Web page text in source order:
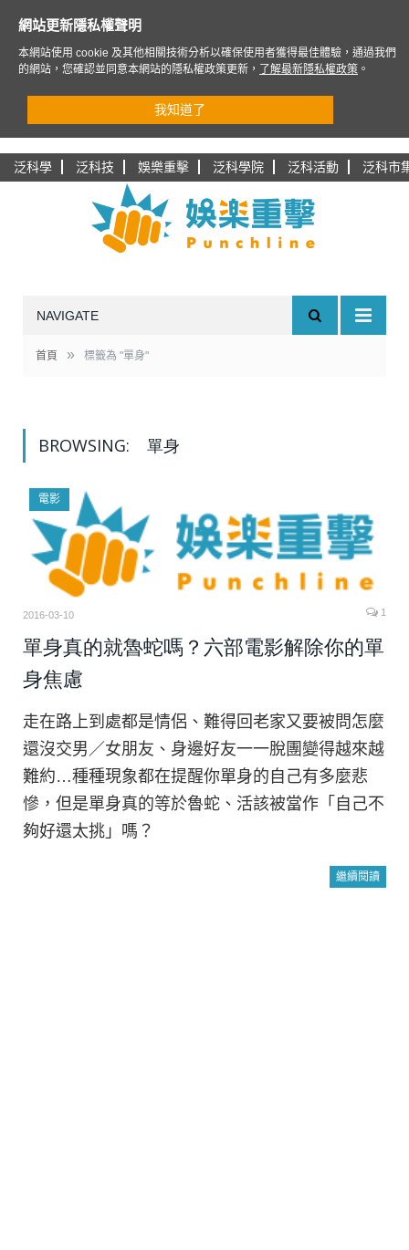
泛科學 泛科技 娛樂重擊 泛科學院 泛科活動 泛科市
NAVIGATE
首頁 » 標籤為 "單身"
BROWSING: 單身
電影
2016-03-10 1
單身真的就魯蛇嗎？六部電影解除你的單
身焦慮
走在路上到處都是情侶、難得回老家又要被問怎麼
還沒交男／女朋友、身邊好友一一脫團變得越來越
難約…種種現象都在提醒你單身的自己有多麼悲
慘，但是單身真的等於魯蛇、活該被當作「自己不
夠好還太挑」嗎？
繼續閱讀
網站更新隱私權聲明
本網站使用 cookie 及其他相關技術分析以確保使用者獲得最佳體驗，通過我們
的網站，您確認並同意本網站的隱私權政策更新，
了解最新隱私權政策 。
我知道了